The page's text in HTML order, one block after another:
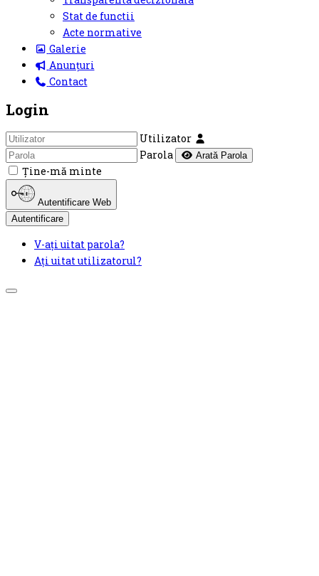
Stat de functii
Acte normative
Galerie
Anunțuri
Contact
Login
Utilizator
Parola
Arată Parola
Ţine-mă minte
Autentificare Web
Autentificare
V-ați uitat parola?
Ați uitat utilizatorul?